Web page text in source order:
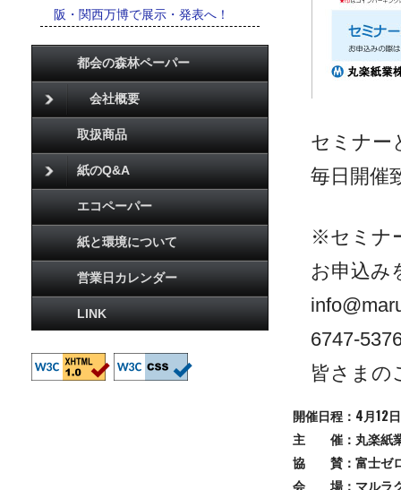
セミナー
毎日開催
※セミナ
お申込み
6747-
皆さまの
開催日程：4月12
主 催：丸楽紙
協 賛：富士ゼロ
会 場：マルラク
阪・関西万博で展示・発表へ！
都会の森林ペーパー
会社概要
取扱商品
紙のQ&A
エコペーパー
紙と環境について
営業日カレンダー
LINK